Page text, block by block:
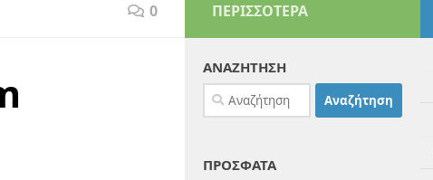
0 ΠΕΡΙΣΣΌΤΕΡΑ
ΑΝΑΖΗΤΗΣΗ
Αναζήτηση
για:
ΠΡΟΣΦΑΤΑ